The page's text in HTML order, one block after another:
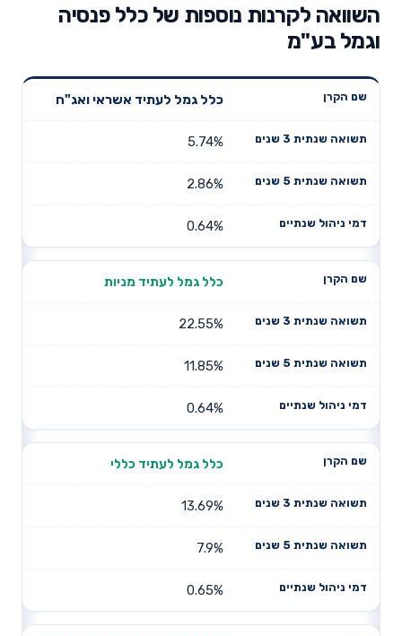
השוואה לקרנות נוספות של כלל פנסיה
וגמל בע"מ
שנים
תשואה
דמי ניהול
כלל גמל לעתיד אשראי ואג"ח
5.74%
2.86%
0.64%
כלל גמל לעתיד מניות
22.55%
11.85%
0.64%
כלל גמל לעתיד כללי
13.69%
7.9%
0.65%